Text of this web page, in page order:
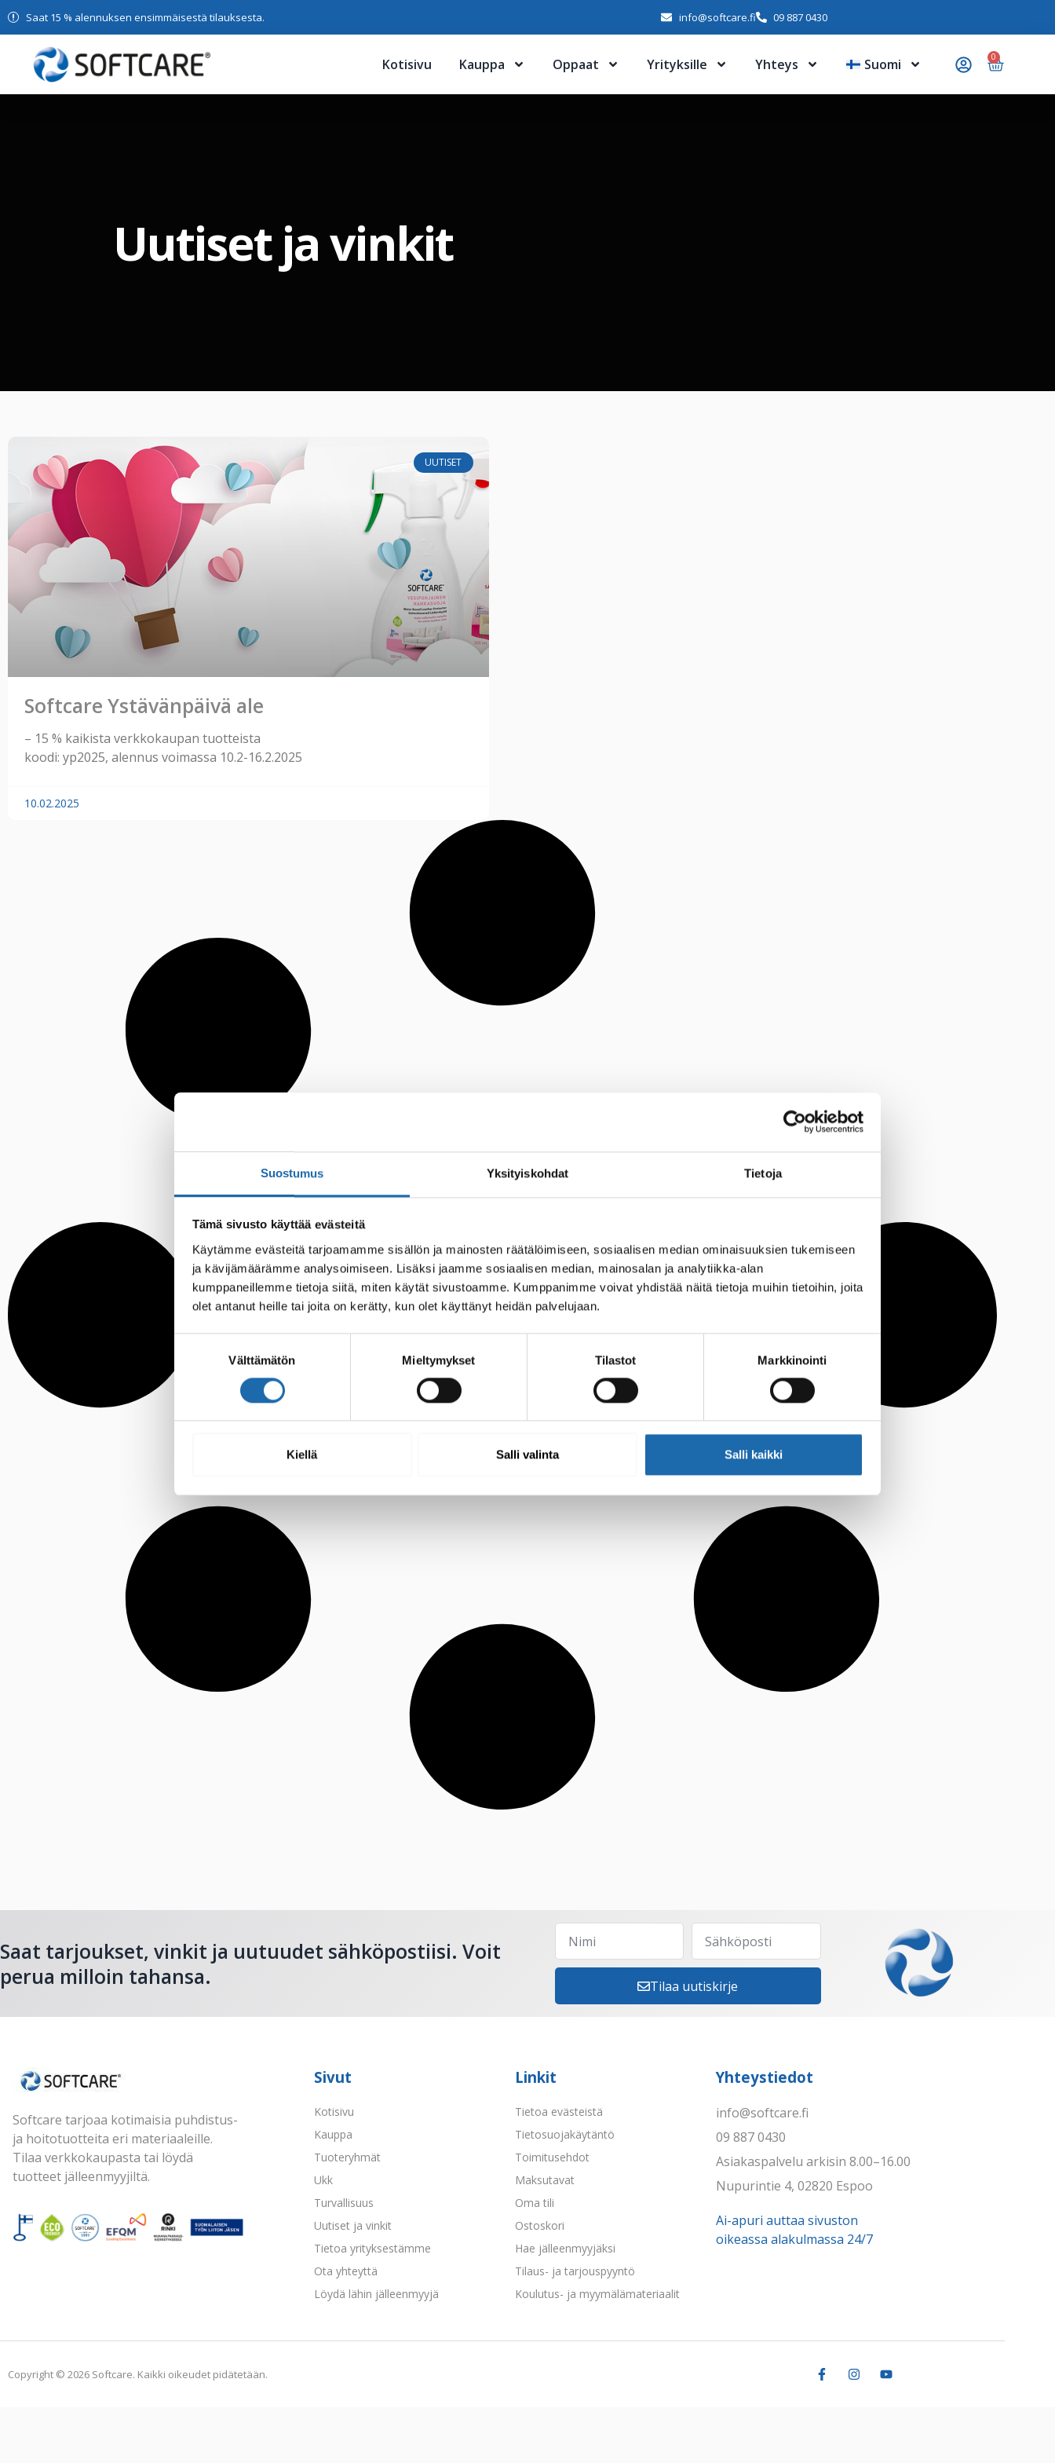
Suostumus Yksityiskohdat Tietoja
Tämä sivusto käyttää evästeitä
Käytämme evästeitä tarjoamamme sisällön ja mainosten räätälöimiseen, sosiaalisen median ominaisuuksien tukemiseen
ja kävijämäärämme analysoimiseen. Lisäksi jaamme sosiaalisen median, mainosalan ja analytiikka-alan
kumppaneillemme tietoja siitä, miten käytät sivustoamme. Kumppanimme voivat yhdistää näitä tietoja muihin tietoihin, joita
olet antanut heille tai joita on kerätty, kun olet käyttänyt heidän palvelujaan.
Välttämätön Mieltymykset Tilastot Markkinointi
Kiellä Salli valinta Salli kaikki
Saat 15 % alennuksen ensimmäisestä tilauksesta. info@softcare.fi 09 887 0430
Kotisivu Kauppa Oppaat Yrityksille Yhteys Suomi 0
Uutiset ja vinkit
UUTISET
Softcare Ystävänpäivä ale
– 15 % kaikista verkkokaupan tuotteista
koodi: yp2025, alennus voimassa 10.2-16.2.2025
10.02.2025
Saat tarjoukset, vinkit ja uutuudet sähköpostiisi. Voit
perua milloin tahansa.
Tilaa uutiskirje
Softcare tarjoaa kotimaisia puhdistus-
ja hoitotuotteita eri materiaaleille.
Tilaa verkkokaupasta tai löydä
tuotteet jälleenmyyjiltä.
Sivut
Kotisivu
Kauppa
Tuoteryhmät
Ukk
Turvallisuus
Uutiset ja vinkit
Tietoa yrityksestämme
Ota yhteyttä
Löydä lähin jälleenmyyjä
Linkit
Tietoa evästeistä
Tietosuojakäytäntö
Toimitusehdot
Maksutavat
Oma tili
Ostoskori
Hae jälleenmyyjäksi
Tilaus- ja tarjouspyyntö
Koulutus- ja myymälämateriaalit
Yhteystiedot
info@softcare.fi
09 887 0430
Asiakaspalvelu arkisin 8.00–16.00
Nupurintie 4, 02820 Espoo
Ai-apuri auttaa sivuston
oikeassa alakulmassa 24/7
Copyright © 2026 Softcare. Kaikki oikeudet pidätetään.